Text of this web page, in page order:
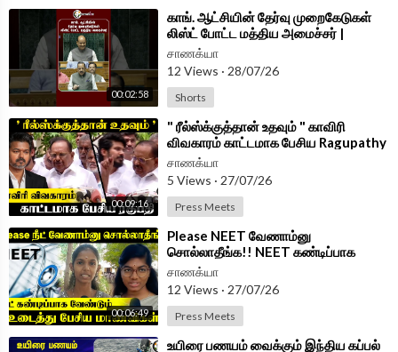
00:02:58
⁣காங். ஆட்சியின் தேர்வு முறைகேடுகள்
லிஸ்ட் போட்ட மத்திய அமைச்சர் |
#shorts | #chanakyaa
சாணக்யா
12 Views · 28/07/26
Shorts
00:09:16
⁣" ரீல்ஸ்க்குத்தான் உதவும் " காவிரி
விவகாரம் காட்டமாக பேசிய Ragupathy
| Press Meet | DMK | TVK
சாணக்யா
5 Views · 27/07/26
Press Meets
00:06:49
⁣Please NEET வேணாம்னு
சொல்லாதீங்க!! NEET கண்டிப்பாக
வேண்டும்?? உடைத்து பேசிய மாணவிகள்
| Tiruppur
சாணக்யா
12 Views · 27/07/26
Press Meets
⁣உயிரை பணயம் வைக்கும் இந்திய கப்பல்